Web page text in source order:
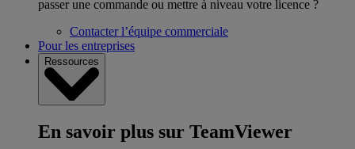
passer une commande ou mettre à niveau votre licence ?
Contacter l’équipe commerciale
Pour les entreprises
Ressources
En savoir plus sur TeamViewer